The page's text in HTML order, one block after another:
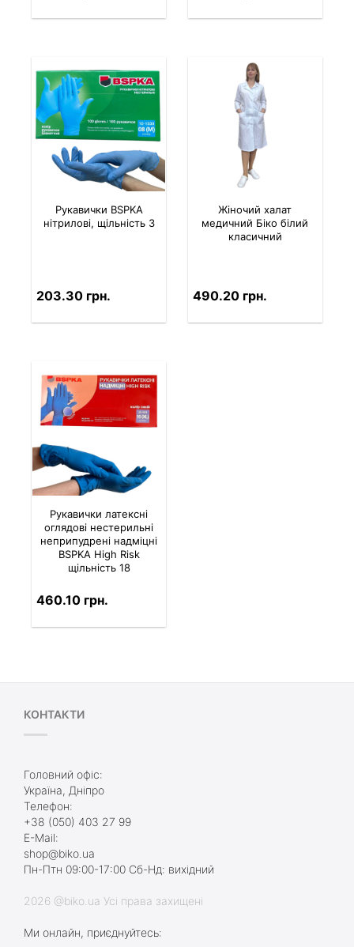
Рукавички BSPKA
нітрилові, щільність 3
203.30 грн.
Жіночий халат
медичний Біко білий
класичний
490.20 грн.
Рукавички латексні
оглядові нестерильні
неприпудрені надміцні
BSPKA Hіgh Risk
щільність 18
460.10 грн.
КОНТАКТИ
Головний офіс:
Україна, Дніпро
Телефон:
+38 (050) 403 27 99
E-Mail:
shop@biko.ua
Пн-Птн 09:00-17:00 Сб-Нд: вихідний
2026 @biko.ua Усі права захищені
Ми онлайн, приєднуйтесь: